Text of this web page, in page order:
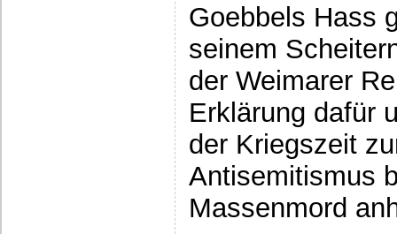
Goebbels Hass
seinem
der Weimarer
Erklärung dafür
der Kriegszeit
Antisemitismus
Massenmord